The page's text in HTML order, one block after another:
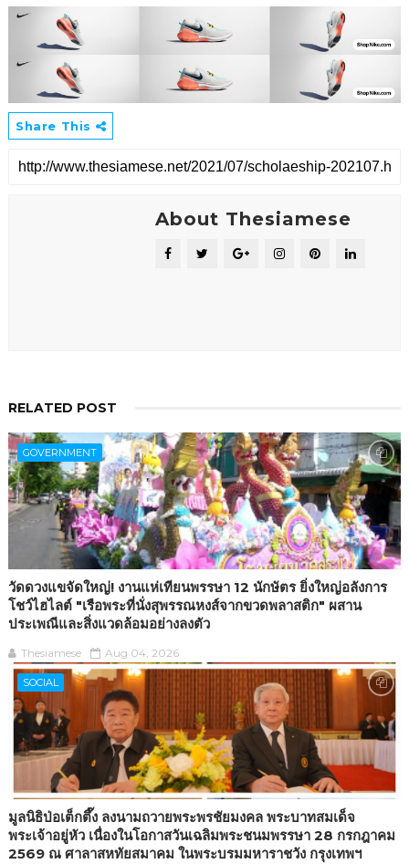
Share This
About Thesiamese
RELATED POST
GOVERNMENT
วัดดวงแขจัดใหญ่! งานแห่เทียนพรรษา 12 นักษัตร ยิ่งใหญ่อลังการ
โชว์ไฮไลต์ "เรือพระที่นั่งสุพรรณหงส์จากขวดพลาสติก" ผสาน
ประเพณีและสิ่งแวดล้อมอย่างลงตัว
Thesiamese Aug 04, 2026
SOCIAL
มูลนิธิป่อเต็กตึ๊ง ลงนามถวายพระพรชัยมงคล พระบาทสมเด็จ
พระเจ้าอยู่หัว เนื่องในโอกาสวันเฉลิมพระชนมพรรษา 28 กรกฎาคม
2569 ณ ศาลาสหทัยสมาคม ในพระบรมมหาราชวัง กรุงเทพฯ